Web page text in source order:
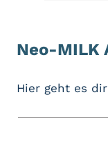
Neo-MILK
Hier geht es